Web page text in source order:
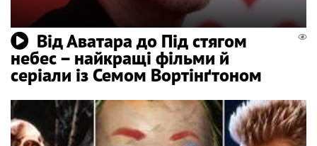
Від Аватара до Під стягом
небес – найкращі фільми й
серіали із Семом Вортінґтоном